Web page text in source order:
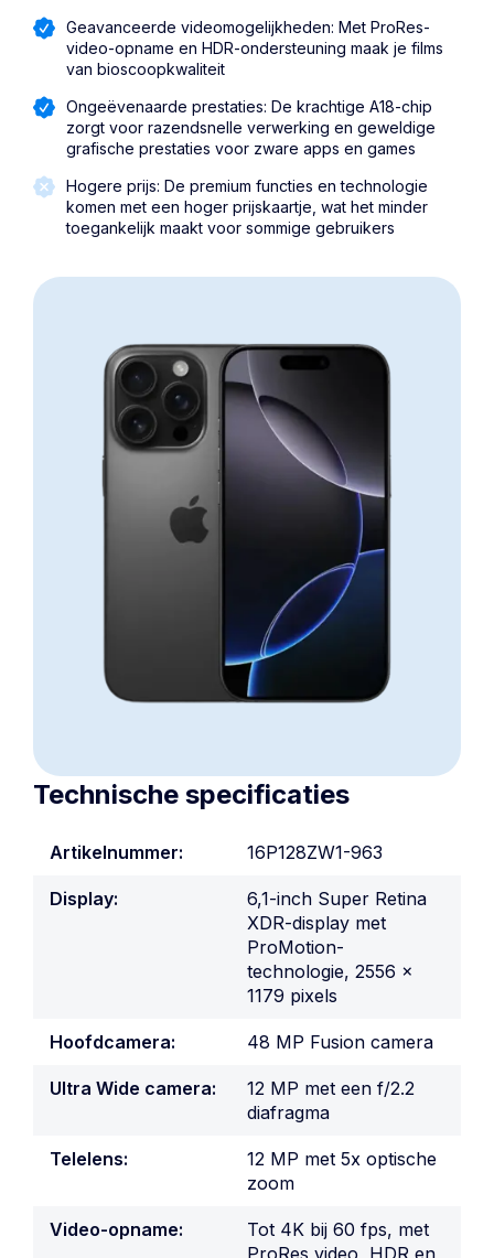
Geavanceerde videomogelijkheden: Met ProRes-
video-opname en HDR-ondersteuning maak je films
van bioscoopkwaliteit
Ongeëvenaarde prestaties: De krachtige A18-chip
zorgt voor razendsnelle verwerking en geweldige
grafische prestaties voor zware apps en games
Hogere prijs: De premium functies en technologie
komen met een hoger prijskaartje, wat het minder
toegankelijk maakt voor sommige gebruikers
Technische specificaties
Artikelnummer: 16P128ZW1-963
Display:
6,1-inch Super Retina
XDR-display met
ProMotion-
technologie, 2556 x
1179 pixels
Hoofdcamera: 48 MP Fusion camera
Ultra Wide camera:
12 MP met een f/2.2
diafragma
Telelens:
12 MP met 5x optische
zoom
Video-opname:
Tot 4K bij 60 fps, met
ProRes video, HDR en